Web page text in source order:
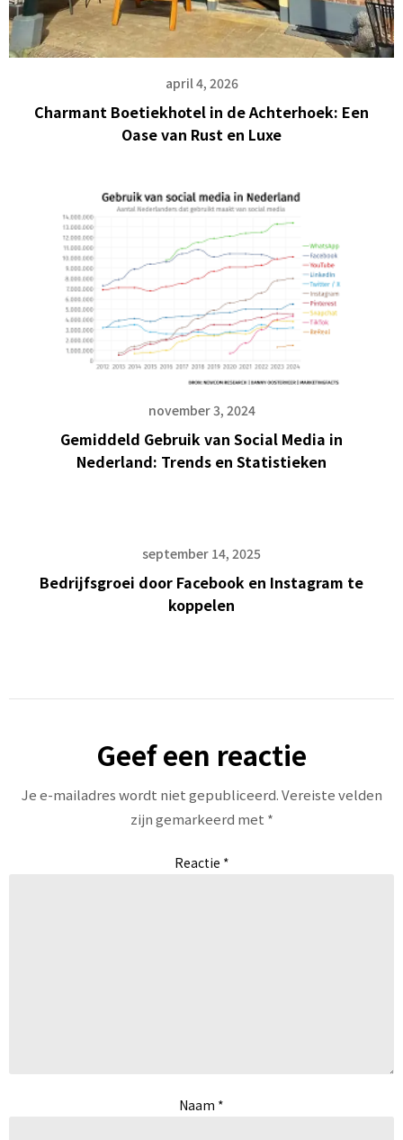
april 4, 2026
Charmant Boetiekhotel in de Achterhoek: Een
Oase van Rust en Luxe
november 3, 2024
Gemiddeld Gebruik van Social Media in
Nederland: Trends en Statistieken
september 14, 2025
Bedrijfsgroei door Facebook en Instagram te
koppelen
Geef een reactie
Je e-mailadres wordt niet gepubliceerd.Vereiste velden
zijn gemarkeerd met *
Reactie *
Naam *